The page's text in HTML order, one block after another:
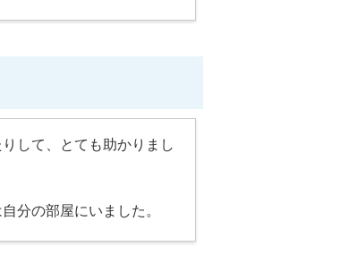
して、とても助かりまし
分の部屋にいました。